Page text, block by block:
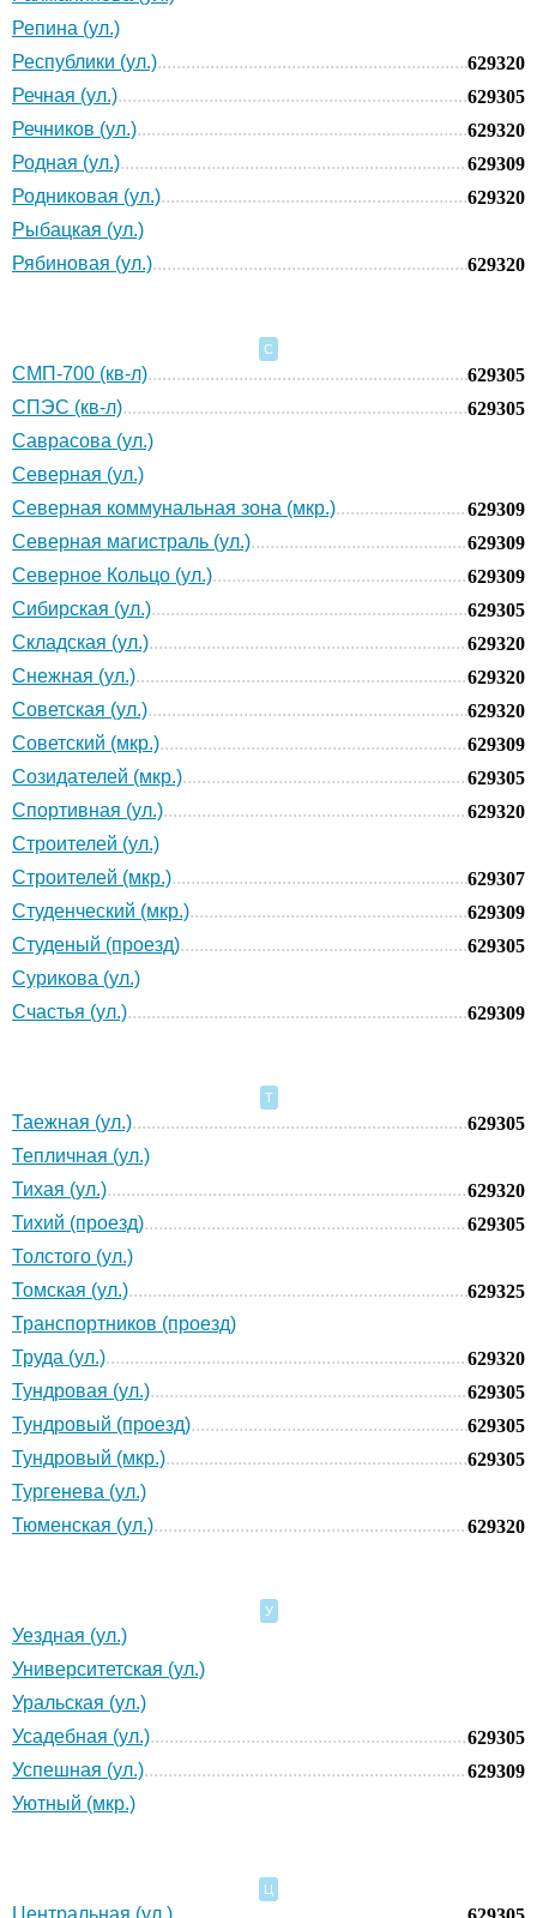
Репина (ул.)
Республики (ул.)
629320
Речная (ул.)
629305
Речников (ул.)
629320
Родная (ул.)
629309
Родниковая (ул.)
629320
Рыбацкая (ул.)
Рябиновая (ул.)
629320
С
СМП-700 (кв-л)
629305
СПЭС (кв-л)
629305
Саврасова (ул.)
Северная (ул.)
Северная коммунальная зона (мкр.)
629309
Северная магистраль (ул.)
629309
Северное Кольцо (ул.)
629309
Сибирская (ул.)
629305
Складская (ул.)
629320
Снежная (ул.)
629320
Советская (ул.)
629320
Советский (мкр.)
629309
Созидателей (мкр.)
629305
Спортивная (ул.)
629320
Строителей (ул.)
Строителей (мкр.)
629307
Студенческий (мкр.)
629309
Студеный (проезд)
629305
Сурикова (ул.)
Счастья (ул.)
629309
Т
Таежная (ул.)
629305
Тепличная (ул.)
Тихая (ул.)
629320
Тихий (проезд)
629305
Толстого (ул.)
Томская (ул.)
629325
Транспортников (проезд)
Труда (ул.)
629320
Тундровая (ул.)
629305
Тундровый (проезд)
629305
Тундровый (мкр.)
629305
Тургенева (ул.)
Тюменская (ул.)
629320
У
Уездная (ул.)
Университетская (ул.)
Уральская (ул.)
Усадебная (ул.)
629305
Успешная (ул.)
629309
Уютный (мкр.)